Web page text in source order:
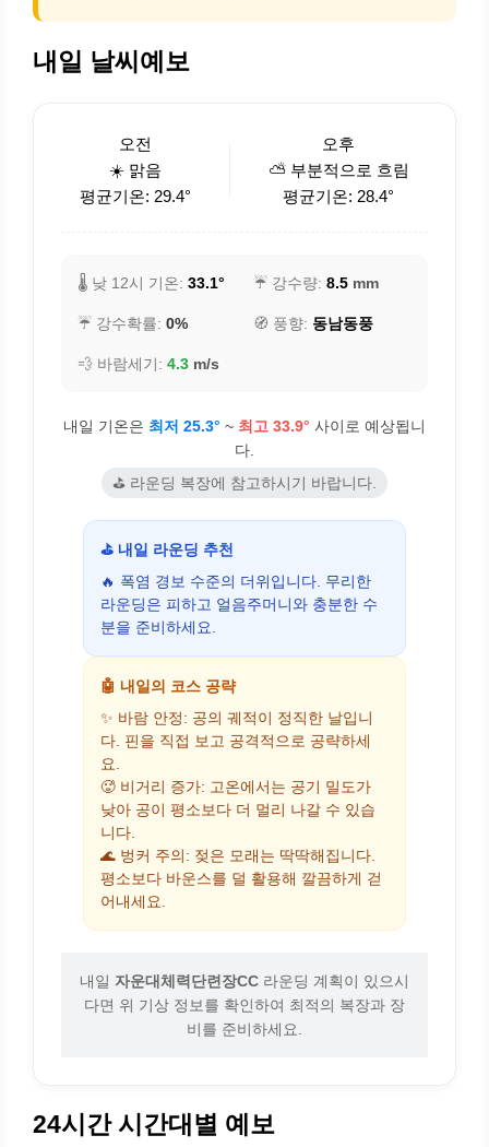
내일 날씨예보
오전
☀️ 맑음
평균기온: 29.4°
오후
⛅ 부분적으로 흐림
평균기온: 28.4°
🌡️ 낮 12시 기온: 33.1° ☔ 강수량: 8.5 mm
☔ 강수확률: 0% 🧭 풍향: 동남동풍
💨 바람세기: 4.3 m/s
내일 기온은 최저 25.3° ~ 최고 33.9° 사이로 예상됩니
다.
⛳ 라운딩 복장에 참고하시기 바랍니다.
⛳ 내일 라운딩 추천
🔥 폭염 경보 수준의 더위입니다. 무리한
라운딩은 피하고 얼음주머니와 충분한 수
분을 준비하세요.
🤖 내일의 코스 공략
✨ 바람 안정: 공의 궤적이 정직한 날입니
다. 핀을 직접 보고 공격적으로 공략하세
요.
🥵 비거리 증가: 고온에서는 공기 밀도가
낮아 공이 평소보다 더 멀리 나갈 수 있습
니다.
🌊 벙커 주의: 젖은 모래는 딱딱해집니다.
평소보다 바운스를 덜 활용해 깔끔하게 걷
어내세요.
내일 자운대체력단련장CC 라운딩 계획이 있으시
다면 위 기상 정보를 확인하여 최적의 복장과 장
비를 준비하세요.
24시간 시간대별 예보